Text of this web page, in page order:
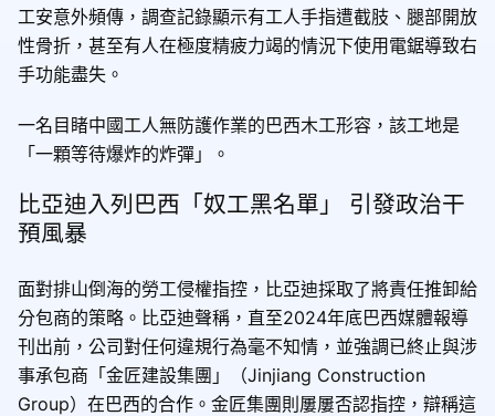
工安意外頻傳，調查記錄顯示有工人手指遭截肢、腿部開放
性骨折，甚至有人在極度精疲力竭的情況下使用電鋸導致右
手功能盡失。
一名目睹中國工人無防護作業的巴西木工形容，該工地是
「一顆等待爆炸的炸彈」。
比亞迪入列巴西「奴工黑名單」 引發政治干
預風暴
面對排山倒海的勞工侵權指控，比亞迪採取了將責任推卸給
分包商的策略。比亞迪聲稱，直至2024年底巴西媒體報導
刊出前，公司對任何違規行為毫不知情，並強調已終止與涉
事承包商「金匠建設集團」（Jinjiang Construction
Group）在巴西的合作。金匠集團則屢屢否認指控，辯稱這